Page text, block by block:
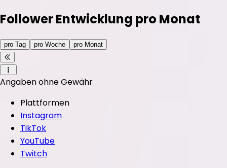
Follower Entwicklung pro Monat
pro Tag pro Woche pro Monat
Angaben ohne Gewähr
Plattformen
Instagram
TikTok
YouTube
Twitch